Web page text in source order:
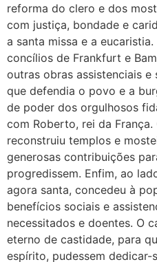
reforma do clero e dos
com justiça, bondade e
a santa missa e a
concílios de Frankfurt e
outras obras assistenciais
que defendia o povo e a
de poder dos orgulhosos
com Roberto, rei da
reconstruiu templos e
generosas contribuições
progredissem. Enfim, ao
agora santa, concedeu à
benefícios sociais e
necessitados e doentes. O
eterno de castidade, para
espírito, pudessem dedicar-